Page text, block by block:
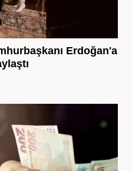
Erdoğan'a